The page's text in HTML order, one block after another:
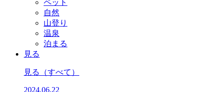
ペット
自然
山登り
温泉
泊まる
見る
見る （すべて）
2024.06.22